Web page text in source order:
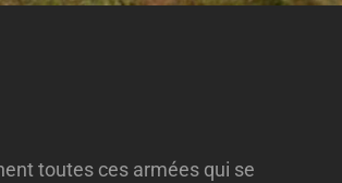
toutes ces armées qui se